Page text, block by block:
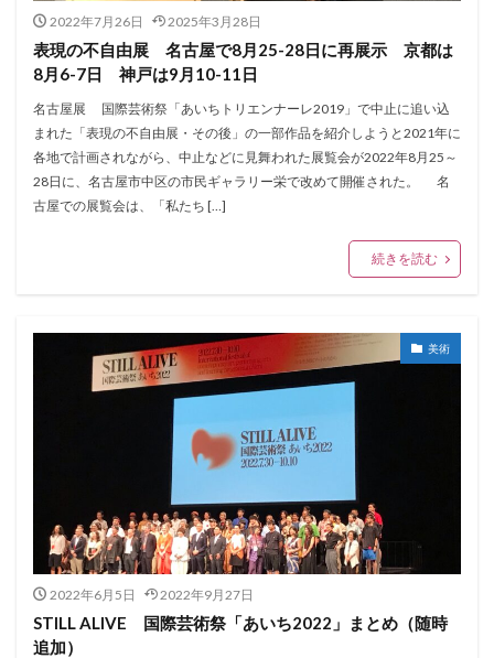
2022年7月26日 2025年3月28日
表現の不自由展 名古屋で8月25-28日に再展示 京都は
8月6-7日 神戸は9月10-11日
名古屋展 国際芸術祭「あいちトリエンナーレ2019」で中止に追い込
まれた「表現の不自由展・その後」の一部作品を紹介しようと2021年に
各地で計画されながら、中止などに見舞われた展覧会が2022年8月25～
28日に、名古屋市中区の市民ギャラリー栄で改めて開催された。 名
古屋での展覧会は、「私たち […]
続きを読む
美術
2022年6月5日 2022年9月27日
STILL ALIVE 国際芸術祭「あいち2022」まとめ（随時
追加）